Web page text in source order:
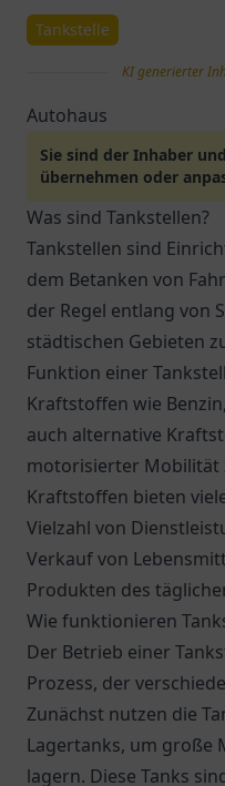
Tankstelle
KI generierter
Autohaus
Sie sind der Inhaber
übernehmen oder
Was sind Tankstellen?
Tankstellen sind
dem Betanken von
der Regel entlang von
städtischen Gebieten
Funktion einer
Kraftstoffen wie
auch alternative
motorisierter Mobilität
Kraftstoffen bieten
Vielzahl von
Verkauf von
Produkten des
Wie funktionieren
Der Betrieb einer
Prozess, der
Zunächst nutzen die
Lagertanks, um große
lagern. Diese Tanks